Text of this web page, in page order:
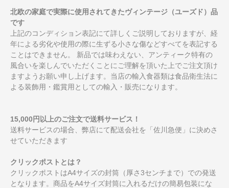
北欧の家庭で実際に使用されてきたヴィンテージ（ユーズド）品
です
上記のコンディション表記にて詳しくご説明しておりますが、経
年による劣化や使用の際に生ずる小さな傷などすべてを表記する
ことはできません。 新品では味わえない、アンティーク特有の
風合いを楽しんでいただくことにご理解を頂いた上でご注文頂け
ますようお願い申し上げます。当店の輸入食器類は食品衛生法に
よる装飾用・鑑賞用としての輸入・販売になります。
15,000円以上のご注文で送料サービス！
送料サービスの場合、弊店にて配送会社を「佐川急便」に決めさ
せていただきます
クリックポストとは？
クリックポストはA4サイズの封筒（厚さ3センチまで）での発送
となります。商品をA4サイズ封筒に入れるだけの簡易包装にな